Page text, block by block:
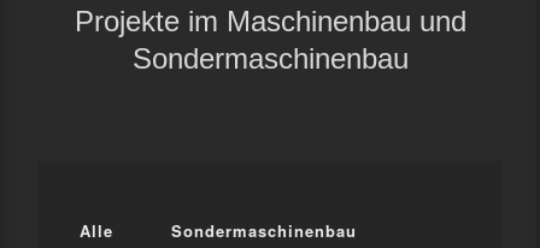
Projekte im Maschinenbau und
Sondermaschinenbau
Alle Sondermaschinenbau